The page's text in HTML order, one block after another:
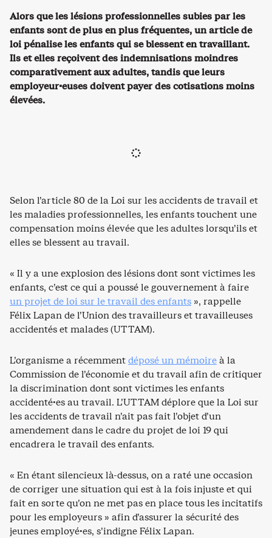
Alors que les lésions professionnelles subies par les
enfants sont de plus en plus fréquentes, un article de
loi pénalise les enfants qui se blessent en travaillant.
Ils et elles reçoivent des indemnisations moindres
comparativement aux adultes, tandis que leurs
employeur·euses doivent payer des cotisations moins
élevées.
Selon l’article 80 de la Loi sur les accidents de travail et
les maladies professionnelles, les enfants touchent une
compensation moins élevée que les adultes lorsqu’ils et
elles se blessent au travail.
« Il y a une explosion des lésions dont sont victimes les
enfants, c’est ce qui a poussé le gouvernement à faire
un projet de loi sur le travail des enfants », rappelle
Félix Lapan de l’Union des travailleurs et travailleuses
accidentés et malades (UTTAM).
L’organisme a récemmentdéposé un mémoireà la
Commission de l’économie et du travail afin de critiquer
la discrimination dont sont victimes les enfants
accidenté·es au travail. L’UTTAM déplore que la Loi sur
les accidents de travail n’ait pas fait l’objet d’un
amendement dans le cadre du projet de loi 19 qui
encadrera le travail des enfants.
« En étant silencieux là-dessus, on a raté une occasion
de corriger une situation qui est à la fois injuste et qui
fait en sorte qu’on ne met pas en place tous les incitatifs
pour les employeurs » afin d’assurer la sécurité des
jeunes employé·es, s’indigne Félix Lapan.